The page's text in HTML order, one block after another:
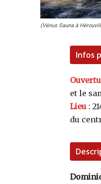
(Vénus Sauna à
Infos
et le
Lieu :
du